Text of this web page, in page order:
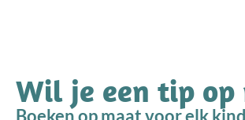
Wil je een tip op
Boeken op maat voor elk